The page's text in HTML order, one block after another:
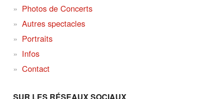
Photos de Concerts
Autres spectacles
Portraits
Infos
Contact
SUR LES RÉSEAUX SOCIAUX